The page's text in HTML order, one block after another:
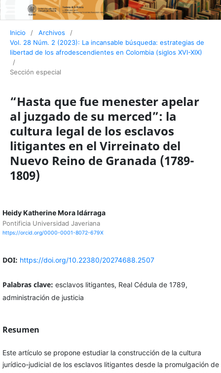
Inicio / Archivos
/
Vol. 28 Núm. 2 (2023): La incansable búsqueda: estrategias de
libertad de los afrodescendientes en Colombia (siglos XVI-XIX)
/
Sección especial
“Hasta que fue menester apelar
al juzgado de su merced”: la
cultura legal de los esclavos
litigantes en el Virreinato del
Nuevo Reino de Granada (1789-
1809)
Heidy Katherine Mora Idárraga
Pontificia Universidad Javeriana
https://orcid.org/0000-0001-8072-679X
DOI: https://doi.org/10.22380/20274688.2507
Palabras clave: esclavos litigantes, Real Cédula de 1789,
administración de justicia
Resumen
Este artículo se propone estudiar la construcción de la cultura
jurídico-judicial de los esclavos litigantes desde la promulgación de